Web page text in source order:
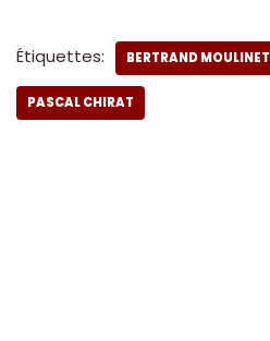
Étiquettes: BERTRAND MOULINET
PASCAL CHIRAT